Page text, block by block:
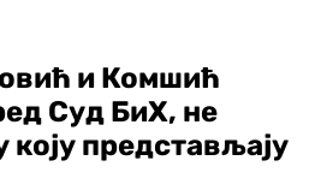
и Комшић
Суд БиХ, не
коју представљају